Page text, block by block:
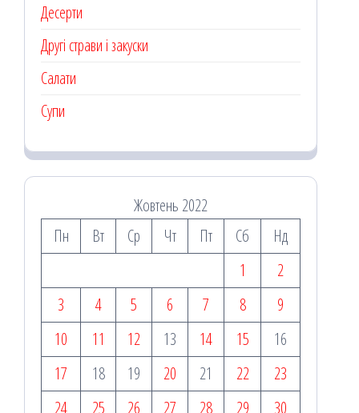
Десерти
Другі страви і закуски
Салати
Супи
Жовтень 2022
Пн
Вт Ср Чт Пт Сб
Нд
1
2
3
4 5 6 7 8
9
10
11 12 13 14 15
16
17
18 19 20 21 22
23
24
25 26 27 28 29 30